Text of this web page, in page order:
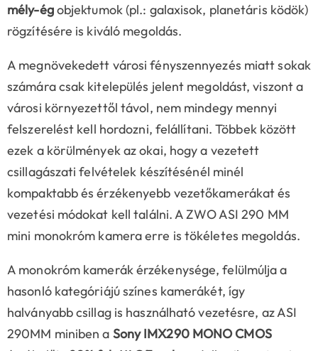
mély-égobjektumok (pl.: galaxisok, planetáris ködök)
rögzítésére is kiváló megoldás.
A megnövekedett városi fényszennyezés miatt sokak
számára csak kitelepülés jelent megoldást, viszont a
városi környezettől távol, nem mindegy mennyi
felszerelést kell hordozni, felállítani. Többek között
ezek a körülmények az okai, hogy a vezetett
csillagászati felvételek készítésénél minél
kompaktabb és érzékenyebb vezetőkamerákat és
vezetési módokat kell találni. A ZWO ASI 290 MM
mini monokróm kamera erre is tökéletes megoldás.
A monokróm kamerák érzékenysége, felülmúlja a
hasonló kategóriájú színes kamerákét, így
halványabb csillag is használható vezetésre, az ASI
290MM miniben a Sony IMX290 MONO CMOS